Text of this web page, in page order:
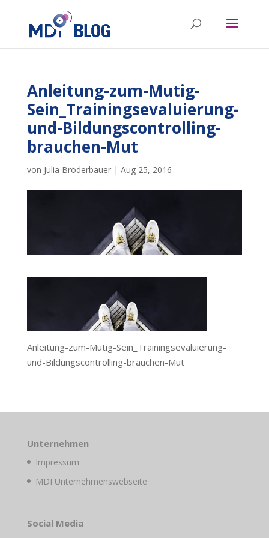
Anleitung-zum-Mutig-
Sein_Trainingsevaluierung-
und-Bildungscontrolling-
brauchen-Mut
von Julia Bröderbauer| Aug 25, 2016
Anleitung-zum-Mutig-Sein_Trainingsevaluierung-
und-Bildungscontrolling-brauchen-Mut
Unternehmen
Impressum
MDI Unternehmenswebseite
Social Media